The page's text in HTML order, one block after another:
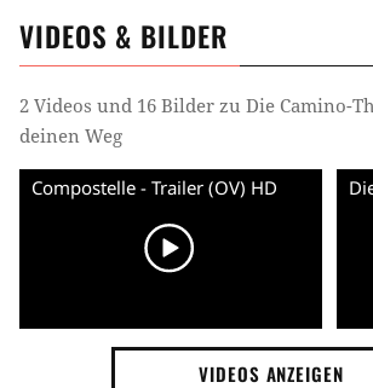
VIDEOS & BILDER
2 Videos und 16 Bilder zu Die Camino-
deinen Weg
Compostelle - Trailer (OV) HD
VIDEOS ANZEIGEN